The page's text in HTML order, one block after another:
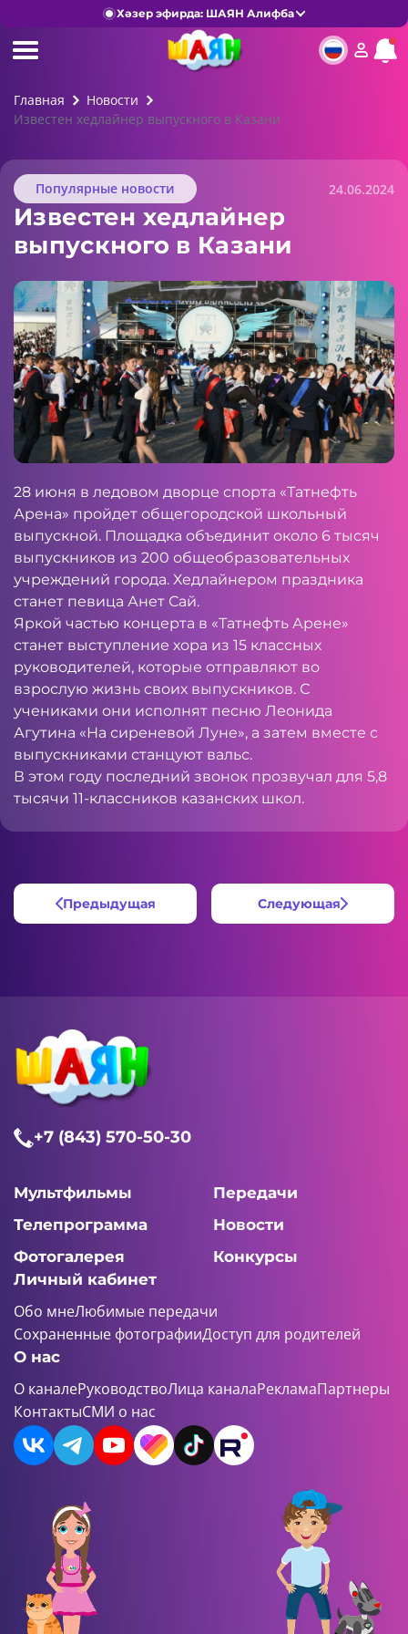
Хәзер эфирда: ШАЯН Алифба
Главная
Новости
Известен хедлайнер выпускного в Казани
Популярные новости 24.06.2024
Известен хедлайнер
выпускного в Казани
28 июня в ледовом дворце спорта «Татнефть
Арена» пройдет общегородской школьный
выпускной. Площадка объединит около 6 тысяч
выпускников из 200 общеобразовательных
учреждений города. Хедлайнером праздника
станет певица Анет Сай.
Яркой частью концерта в «Татнефть Арене»
станет выступление хора из 15 классных
руководителей, которые отправляют во
взрослую жизнь своих выпускников. С
учениками они исполнят песню Леонида
Агутина «На сиреневой Луне», а затем вместе с
выпускниками станцуют вальс.
В этом году последний звонок прозвучал для 5,8
тысячи 11-классников казанских школ.
Предыдущая Следующая
+7 (843) 570-50-30
Мультфильмы
Передачи
Телепрограмма
Новости
Фотогалерея
Конкурсы
Личный кабинет
Обо мнеЛюбимые передачи
Сохраненные фотографииДоступ для родителей
О нас
О каналеРуководствоЛица каналаРекламаПартнеры
КонтактыСМИ о нас